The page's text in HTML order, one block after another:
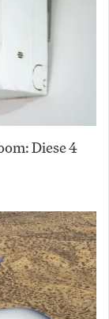
Diese 4